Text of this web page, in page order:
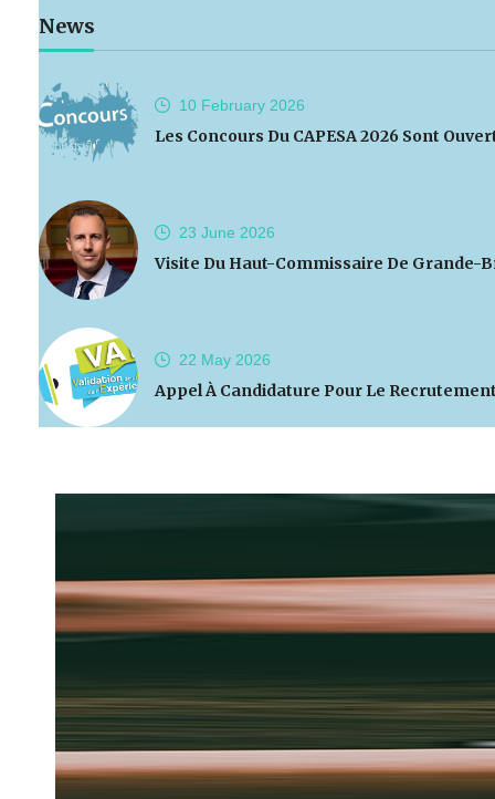
News
10 February 2026
Les Concours Du CAPESA 2026 Sont
23 June 2026
Visite Du Haut-Commissaire De Grande-
22 May 2026
Appel À Candidature Pour Le